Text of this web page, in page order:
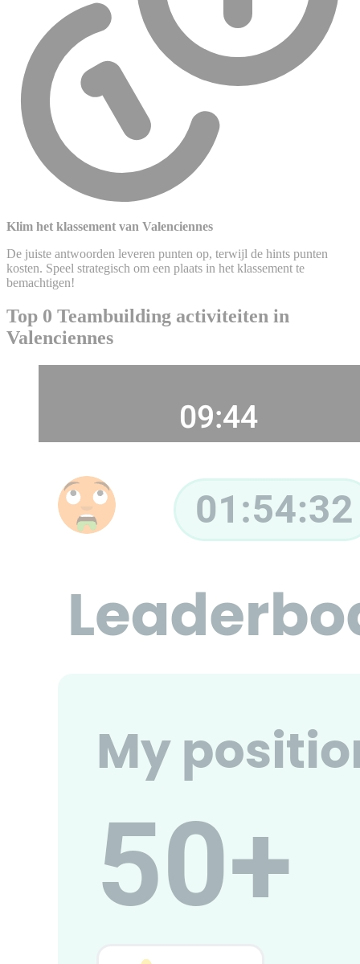
Klim het klassement van Valenciennes
De juiste antwoorden leveren punten op, terwijl de hints punten
kosten. Speel strategisch om een plaats in het klassement te
bemachtigen!
Top 0 Teambuilding activiteiten in
Valenciennes